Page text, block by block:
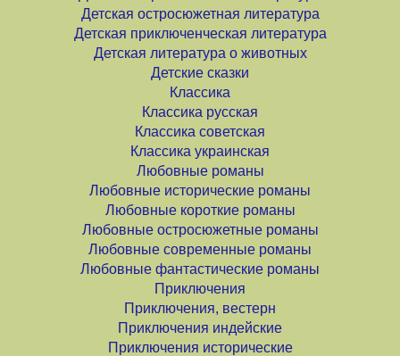
Детская остросюжетная литература
Детская приключенческая литература
Детская литература о животных
Детские сказки
Классика
Классика русская
Классика советская
Классика украинская
Любовные романы
Любовные исторические романы
Любовные короткие романы
Любовные остросюжетные романы
Любовные современные романы
Любовные фантастические романы
Приключения
Приключения, вестерн
Приключения индейские
Приключения исторические